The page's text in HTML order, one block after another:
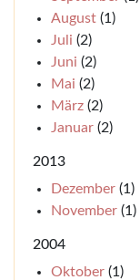
August (1)
Juli (2)
Juni (2)
Mai (2)
März (2)
Januar (2)
2013
Dezember (1)
November (1)
2004
Oktober (1)